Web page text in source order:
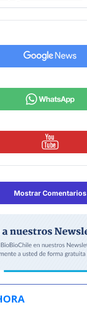
Mostrar Comentarios